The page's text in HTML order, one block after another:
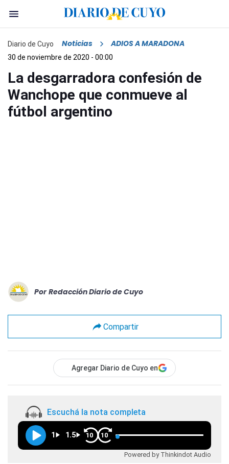
Diario de Cuyo Noticias ADIOS A MARADONA
30 de noviembre de 2020 - 00:00
La desgarradora confesión de
Wanchope que conmueve al
fútbol argentino
Por Redacción Diario de Cuyo
Compartir
Agregar Diario de Cuyo en
Escuchá la nota completa
1 1.5 10 10
Powered by Thinkindot Audio